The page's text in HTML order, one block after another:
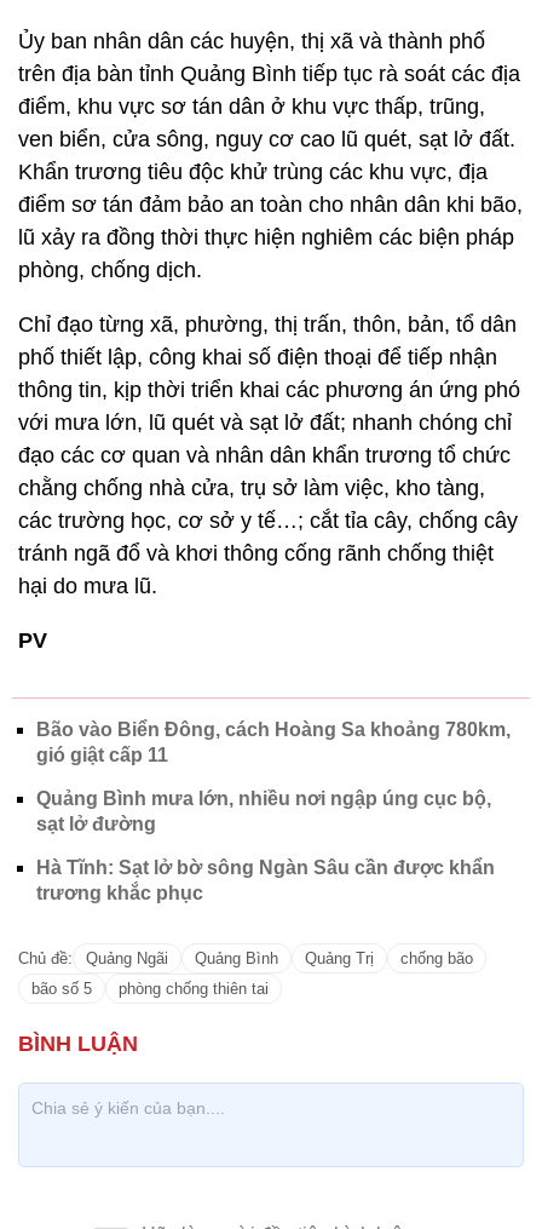
Ủy ban nhân dân các huyện, thị xã và thành phố
trên địa bàn tỉnh Quảng Bình tiếp tục rà soát các địa
điểm, khu vực sơ tán dân ở khu vực thấp, trũng,
ven biển, cửa sông, nguy cơ cao lũ quét, sạt lở đất.
Khẩn trương tiêu độc khử trùng các khu vực, địa
điểm sơ tán đảm bảo an toàn cho nhân dân khi bão,
lũ xảy ra đồng thời thực hiện nghiêm các biện pháp
phòng, chống dịch.
Chỉ đạo từng xã, phường, thị trấn, thôn, bản, tổ dân
phố thiết lập, công khai số điện thoại để tiếp nhận
thông tin, kịp thời triển khai các phương án ứng phó
với mưa lớn, lũ quét và sạt lở đất; nhanh chóng chỉ
đạo các cơ quan và nhân dân khẩn trương tổ chức
chằng chống nhà cửa, trụ sở làm việc, kho tàng,
các trường học, cơ sở y tế…; cắt tỉa cây, chống cây
tránh ngã đổ và khơi thông cống rãnh chống thiệt
hại do mưa lũ.
PV
Bão vào Biển Đông, cách Hoàng Sa khoảng 780km,
gió giật cấp 11
Quảng Bình mưa lớn, nhiều nơi ngập úng cục bộ,
sạt lở đường
Hà Tĩnh: Sạt lở bờ sông Ngàn Sâu cần được khẩn
trương khắc phục
Chủ đề: Quảng Ngãi Quảng Bình Quảng Trị
chống bão
bão số 5
phòng chống thiên tai